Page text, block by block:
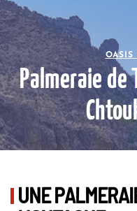
OASIS
Palmeraie de
UNE